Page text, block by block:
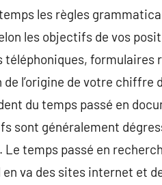
les règles
les objectifs de vos
formulaires
l’origine de votre chiffre
du temps passé en
sont généralement
temps passé en
va des sites internet et